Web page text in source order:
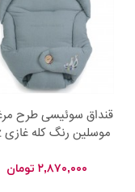
قنداق سوئیسی طرح
موسلین رنگ کله غازی Isiz
۲,۸۷۰,۰۰۰ تومان